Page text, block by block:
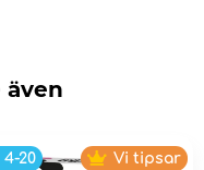
4-20 Vi tipsar